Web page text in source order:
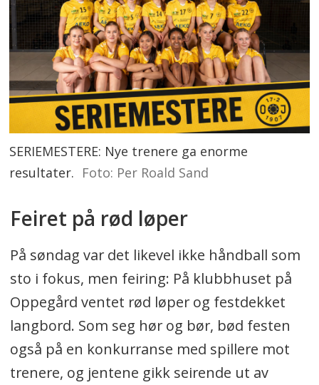
SERIEMESTERE: Nye trenere ga enorme
resultater. Foto: Per Roald Sand
Feiret på rød løper
På søndag var det likevel ikke håndball som
sto i fokus, men feiring: På klubbhuset på
Oppegård ventet rød løper og festdekket
langbord. Som seg hør og bør, bød festen
også på en konkurranse med spillere mot
trenere, og jentene gikk seirende ut av